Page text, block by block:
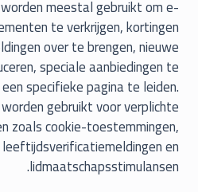
worden meestal gebruikt om e-
te verkrijgen, kortingen
over te brengen, nieuwe
speciale aanbiedingen te
specifieke pagina te leiden.
gebruikt voor verplichte
zoals cookie-toestemmingen,
leeftijdsverificatiemeldingen en
lidmaatschapsstimulansen.